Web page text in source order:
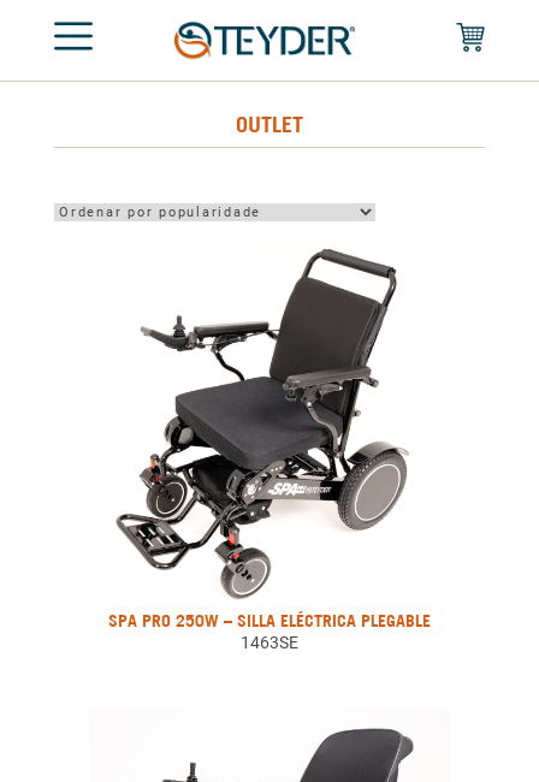
OUTLET
SPA PRO 250W – SILLA ELÉCTRICA PLEGABLE
1463SE